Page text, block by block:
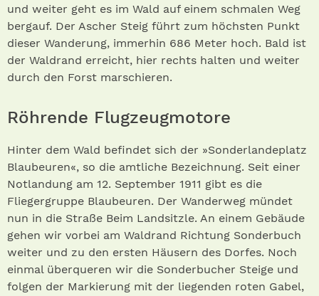
und weiter geht es im Wald auf einem schmalen Weg
bergauf. Der Ascher Steig führt zum höchsten Punkt
dieser Wanderung, immerhin 686 Meter hoch. Bald ist
der Waldrand erreicht, hier rechts halten und weiter
durch den Forst marschieren.
Röhrende Flugzeugmotore
Hinter dem Wald befindet sich der »Sonderlandeplatz
Blaubeuren«, so die amtliche Bezeichnung. Seit einer
Notlandung am 12. September 1911 gibt es die
Fliegergruppe Blaubeuren. Der Wanderweg mündet
nun in die Straße Beim Landsitzle. An einem Gebäude
gehen wir vorbei am Waldrand Richtung Sonderbuch
weiter und zu den ersten Häusern des Dorfes. Noch
einmal überqueren wir die Sonderbucher Steige und
folgen der Markierung mit der liegenden roten Gabel,